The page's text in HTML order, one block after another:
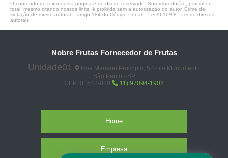
O conteúdo do texto desta página é de direito reservado. Sua reprodução, parcial ou
total, mesmo citando nossos links, é proibida sem a autorização do autor. Crime de
violação de direito autoral – artigo 184 do Código Penal – Lei 9610/98 - Lei de direitos
autorais
Nobre Frutas Fornecedor de Frutas
Unidade01
Rua Mariano Procopio, 52 - ila Monumento
São Paulo - SP
CEP: 01548-020
11) 97094-1902
Home
Empresa